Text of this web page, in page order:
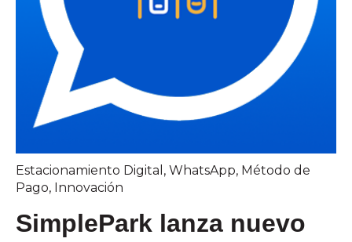
Estacionamiento Digital , WhatsApp, Método de
Pago, Innovación
SimplePark lanza nuevo